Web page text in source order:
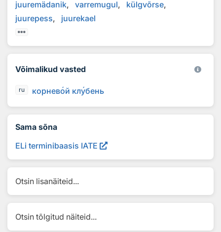
juuremädanik varremugul
külgvõrse
juurepess
juurekael
Võimalikud vasted
ru корневой клубень
Sama sõna
ELi terminibaasis IATE
Otsin lisanäiteid...
Otsin tõlgitud näiteid...